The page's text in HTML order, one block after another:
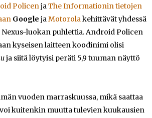
PolicenjaThe Informationin tietojen
Google jaMotorolakehittävät yhdessä
Nexus-luokan puhlettia. Android Policen
kyseisen laitteen koodinimi olisi
ja siitä löytyisi peräti 5,9 tuuman näyttö
vuoden marraskuussa, mikä saattaa
kuitenkin muutta tulevien kuukausien